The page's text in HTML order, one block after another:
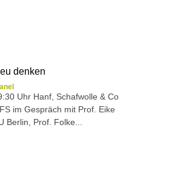
denken
Uhr Hanf, Schafwolle & Co
im Gespräch mit Prof. Eike
Berlin, Prof. Folke...